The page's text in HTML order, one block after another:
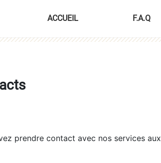
ACCUEIL F.A.Q
prendre contact avec nos services aux